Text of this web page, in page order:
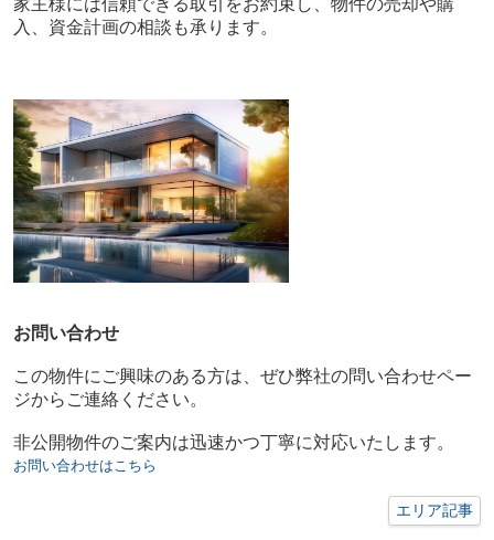
入、資金計画の相談も承ります。
お問い合わせ
この物件にご興味のある方は、ぜひ弊社の問い合わせペー
ジからご連絡ください。
非公開物件のご案内は迅速かつ丁寧に対応いたします。
お問い合わせはこちら
エリア記事